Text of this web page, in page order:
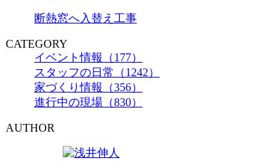
断熱窓へ入替え工事
CATEGORY
イベント情報（177）
スタッフの日常（1242）
家づくり情報（356）
進行中の現場（830）
AUTHOR